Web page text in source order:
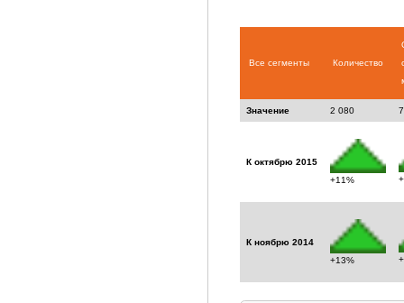
Все сегменты Количество
Значение 2 080
К октябрю 2015
+11%
К ноябрю 2014
+13%